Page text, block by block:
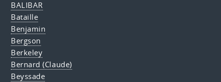
BALIBAR
Bataille
Benjamin
Bergson
Berkeley
Bernard (Claude)
Beyssade